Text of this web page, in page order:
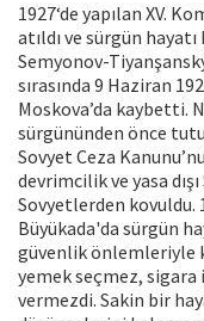
1927‘de yapılan XV.
atıldı ve sürgün
Semyonov-
sırasında 9 Haziran
Moskova’da kaybetti.
sürgününden önce
Sovyet Ceza
devrimcilik ve yasa
Sovyetlerden kovuldu.
Büyükada'da sürgün
güvenlik önlemleriyle
yemek seçmez, sigara
vermezdi. Sakin bir